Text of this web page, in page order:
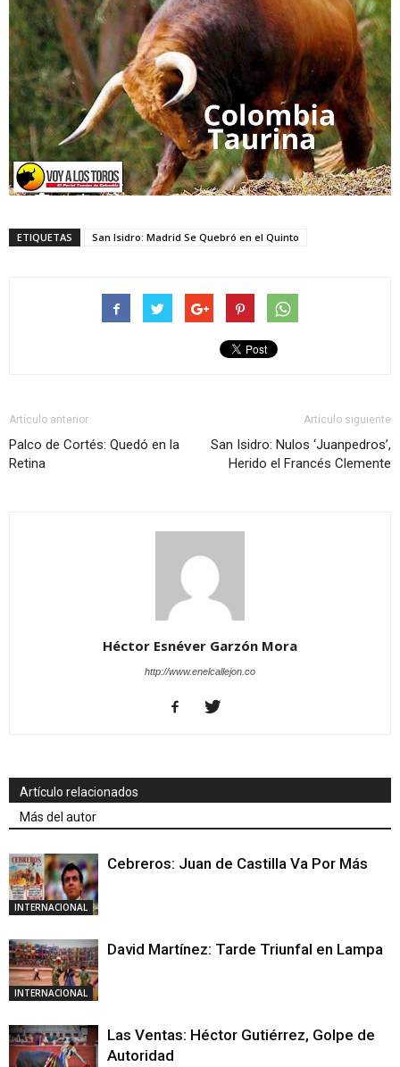
ETIQUETAS San Isidro: Madrid Se Quebró en el Quinto
Artículo anterior
Palco de Cortés: Quedó en la
Retina
Artículo siguiente
San Isidro: Nulos ‘Juanpedros’,
Herido el Francés Clemente
Héctor Esnéver Garzón Mora
http://www.enelcallejon.co
Artículo relacionados
Más del autor
INTERNACIONAL
Cebreros: Juan de Castilla Va Por Más
INTERNACIONAL
David Martínez: Tarde Triunfal en Lampa
Las Ventas: Héctor Gutiérrez, Golpe de
Autoridad